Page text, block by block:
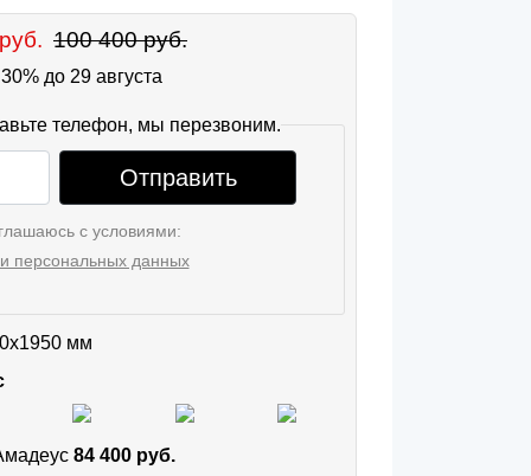
100 400 руб.
до 29 августа
телефон, мы перезвоним.
Отправить
с условиями:
персональных данных
мм
84 400 руб.